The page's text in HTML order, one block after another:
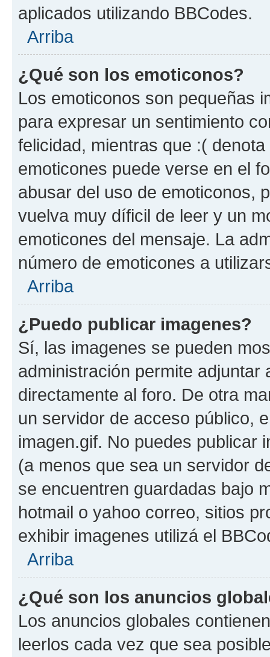
aplicados utilizando BBCodes.
Arriba
¿Qué son los emoticonos?
Los emoticonos son pequeñas
para expresar un sentimiento
felicidad, mientras que :(
emoticones puede verse en el
abusar del uso de emoticonos,
vuelva muy díficil de leer y un
emoticones del mensaje. La
número de emoticones a
Arriba
¿Puedo publicar imagenes?
Sí, las imagenes se pueden
administración permite
directamente al foro. De otra
un servidor de acceso público,
imagen.gif. No puedes publicar
(a menos que sea un servidor
se encuentren guardadas bajo
hotmail o yahoo correo, sitios
exhibir imagenes utilizá el
Arriba
¿Qué son los anuncios
Los anuncios globales
leerlos cada vez que sea